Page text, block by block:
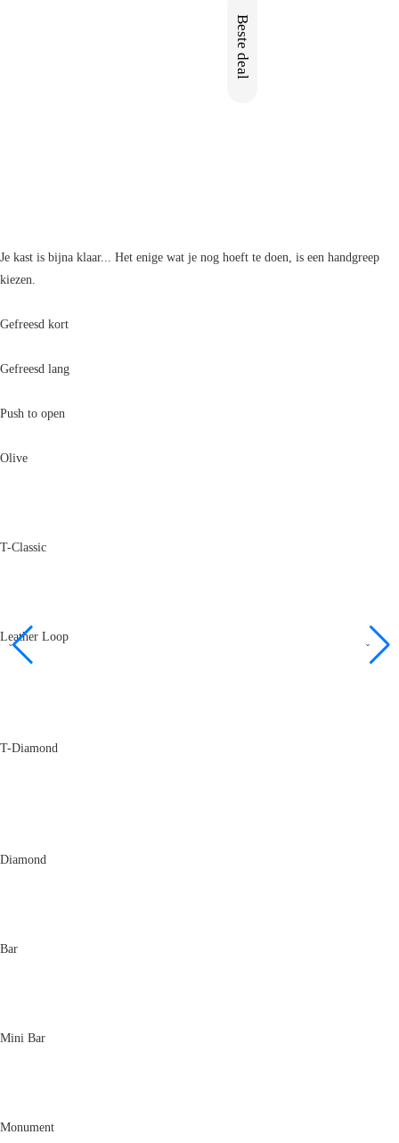
Nieuw
Beste deal
Je kast is bijna klaar... Het enige wat je nog hoeft te doen, is een handgreep
kiezen.
Gefreesd kort
Gefreesd lang
Push to open
Olive
T-Classic
Leather Loop
T-Diamond
Diamond
Bar
Mini Bar
Monument